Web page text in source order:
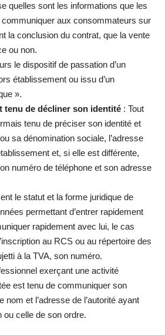
quelles sont les informations que les
aux consommateurs sur
la conclusion du contrat, que la vente
ou non.
le dispositif de passation d’un
établissement ou issu d’un
».
tenu de décliner son identité : Tout
tenu de préciser son identité et
sa dénomination sociale, l’adresse
et, si elle est différente,
numéro de téléphone et son adresse
le statut et la forme juridique de
permettant d’entrer rapidement
rapidement avec lui, le cas
au RCS ou au répertoire des
à la TVA, son numéro.
exerçant une activité
est tenu de communiquer son
nom et l’adresse de l’autorité ayant
ou celle de son ordre.